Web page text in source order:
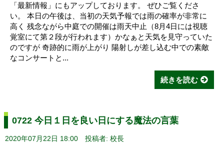
「最新情報」にもアップしております。 ぜひご覧くださ
い。 本日の午後は、当初の天気予報では雨の確率が非常に
高く 残念ながら中庭での開催は雨天中止（8月4日には視聴
覚室にて第２段が行われます）かなぁと天気を見守っていた
のですが 奇跡的に雨が上がり 陽射しが差し込む中での素敵
なコンサートと...
続きを読む
0722 今日１日を良い日にする魔法の言葉
2020年07月22日 18:00 投稿者: 校長